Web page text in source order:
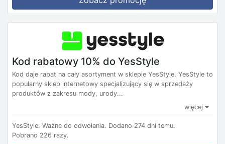
Kod rabatowy 10% do YesStyle
Kod daje rabat na cały asortyment w sklepie YesStyle. YesStyle to
popularny sklep internetowy specjalizujący się w sprzedaży
produktów z zakresu mody, urody...
więcej
YesStyle. Ważne do odwołania. Dodano 274 dni temu.
Pobrano 226 razy.